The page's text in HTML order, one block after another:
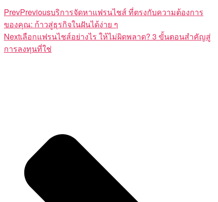
PrevPreviousบริการจัดหาแฟรนไชส์ ที่ตรงกับความต้องการ
ของคุณ: ก้าวสู่ธุรกิจในฝันได้ง่าย ๆ
Nextเลือกแฟรนไชส์อย่างไร ให้ไม่ผิดพลาด? 3 ขั้นตอนสำคัญสู่
การลงทุนที่ใช่